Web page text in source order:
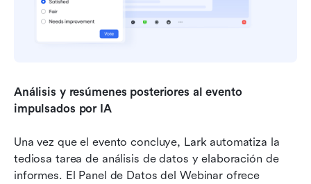
Análisis y resúmenes posteriores al evento
impulsados por IA
Una vez que el evento concluye, Lark automatiza la
tediosa tarea de análisis de datos y elaboración de
informes. El Panel de Datos del Webinar ofrece